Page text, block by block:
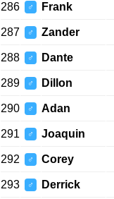
286 ♂ Frank
287 ♂ Zander
288 ♂ Dante
289 ♂ Dillon
290 ♂ Adan
291 ♂ Joaquin
292 ♂ Corey
293 ♂ Derrick